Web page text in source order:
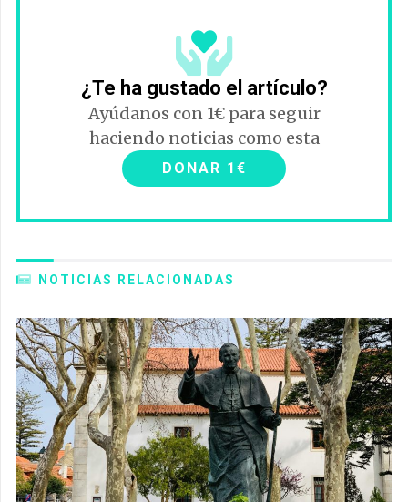
¿Te ha gustado el artículo?
Ayúdanos con 1€ para seguir
haciendo noticias como esta
DONAR 1€
NOTICIAS RELACIONADAS